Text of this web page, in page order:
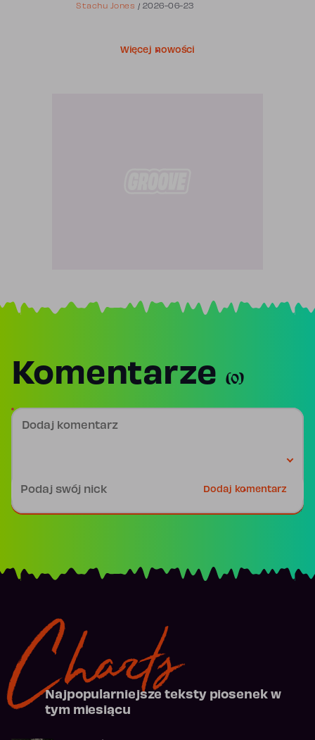
Stachu Jones / 2026-06-23
Więcej nowości
Komentarze (0)
Dodaj komentarz
Dodaj komentarz
Charts
Najpopularniejsze teksty piosenek w
tym miesiącu